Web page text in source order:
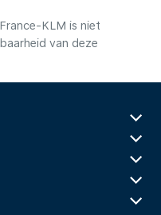
KLM is niet
van deze